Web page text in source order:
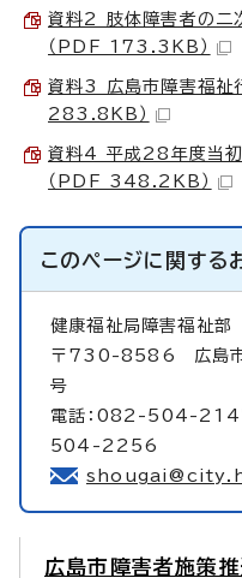
資料2 肢体障害者の二
（PDF 173.3KB）
資料3 広島市障害福祉
283.8KB）
資料4 平成28年度当初
（PDF 348.2KB）
このページに関する
健康福祉局障害福祉部
〒730-8586 広島市
号
電話：082-504-2147
504-2256
広島市障害者施策